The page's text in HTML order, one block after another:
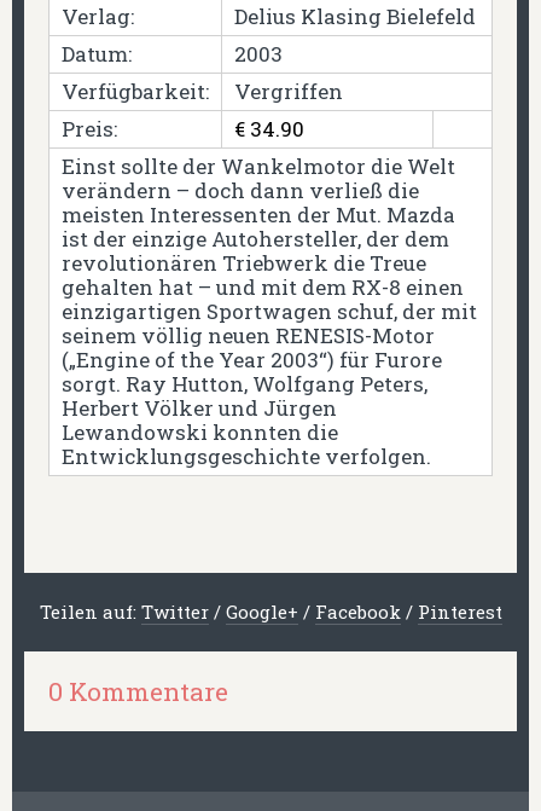
Verlag:
Delius Klasing Bielefeld
Datum:
2003
Verfügbarkeit:
Vergriffen
Preis:
€ 34.90
Einst sollte der Wankelmotor die Welt
verändern – doch dann verließ die
meisten Interessenten der Mut. Mazda
ist der einzige Autohersteller, der dem
revolutionären Triebwerk die Treue
gehalten hat – und mit dem RX-8 einen
einzigartigen Sportwagen schuf, der mit
seinem völlig neuen RENESIS-Motor
(„Engine of the Year 2003“) für Furore
sorgt. Ray Hutton, Wolfgang Peters,
Herbert Völker und Jürgen
Lewandowski konnten die
Entwicklungsgeschichte verfolgen.
Teilen auf: Twitter / Google+ / Facebook / Pinterest
0 Kommentare